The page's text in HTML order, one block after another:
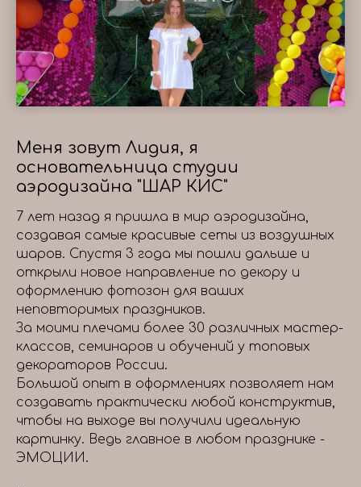
Меня зовут Лидия, я
основательница студии
аэродизайна "ШАР КИС"
7 лет назад я пришла в мир аэродизайна,
создавая самые красивые сеты из воздушных
шаров. Спустя 3 года мы пошли дальше и
открыли новое направление по декору и
оформлению фотозон для ваших
неповторимых праздников.
За моими плечами более 30 различных мастер-
классов, семинаров и обучений у топовых
декораторов России.
Большой опыт в оформлениях позволяет нам
создавать практически любой конструктив,
чтобы на выходе вы получили идеальную
картинку. Ведь главное в любом празднике -
ЭМОЦИИ.